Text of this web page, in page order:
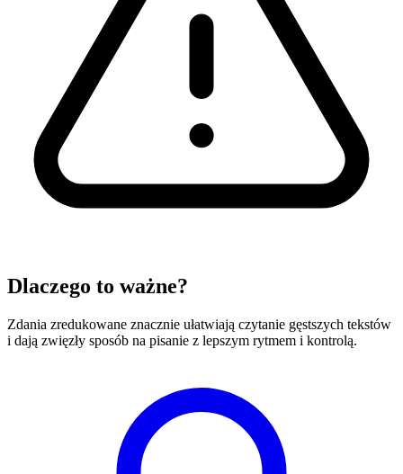
Dlaczego to ważne?
Zdania zredukowane znacznie ułatwiają czytanie gęstszych tekstów
i dają zwięzły sposób na pisanie z lepszym rytmem i kontrolą.